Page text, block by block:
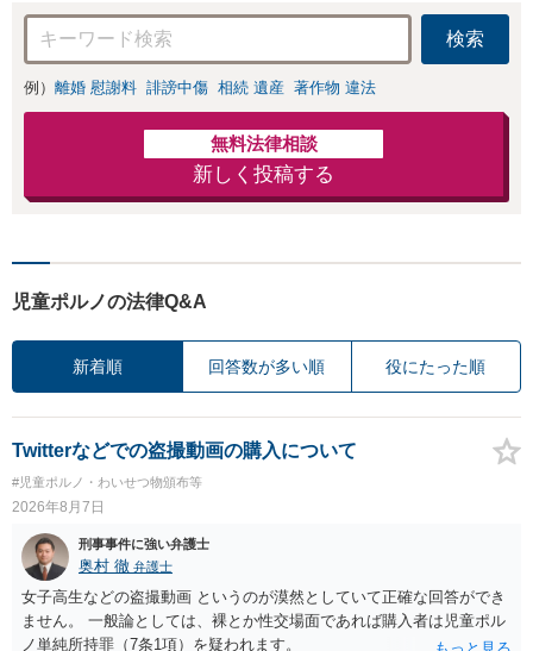
検索
例） 離婚 慰謝料 誹謗中傷 相続 遺産 著作物 違法
無料法律相談
新しく投稿する
児童ポルノの法律Q&A
新着順 回答数が多い順 役にたった順
Twitterなどでの盗撮動画の購入について
#児童ポルノ・わいせつ物頒布等
2026年8月7日
刑事事件に強い弁護士
奥村 徹 弁護士
女子高生などの盗撮動画 というのが漠然としていて正確な回答ができ
ません。 一般論としては、裸とか性交場面であれば購入者は児童ポル
ノ単純所持罪（7条1項）を疑われます。